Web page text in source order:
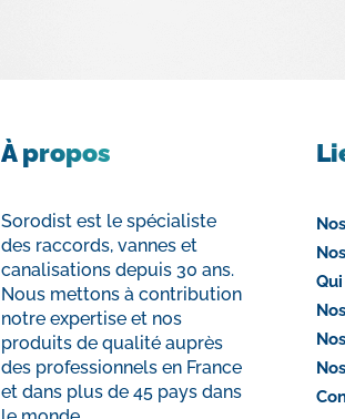
À propos
Sorodist est le spécialiste
des raccords, vannes et
canalisations depuis 30 ans.
Nous mettons à contribution
notre expertise et nos
produits de qualité auprès
des professionnels en France
et dans plus de 45 pays dans